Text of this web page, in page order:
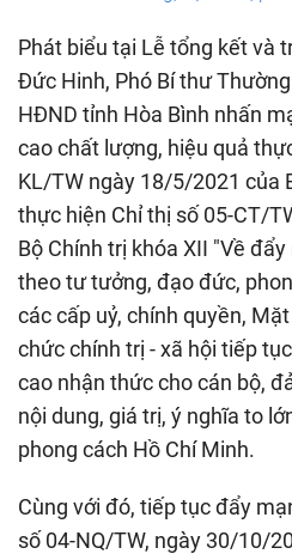
Phát biểu tại Lễ tổng kết và
Đức Hinh, Phó Bí thư
HĐND tỉnh Hòa Bình nhấn
cao chất lượng, hiệu quả
KL/TW ngày 18/5/2021 của
thực hiện Chỉ thị số 05-CT/
Bộ Chính trị khóa XII "Về
theo tư tưởng, đạo đức,
các cấp uỷ, chính quyền,
chức chính trị - xã hội tiếp
cao nhận thức cho cán bộ,
nội dung, giá trị, ý nghĩa to
phong cách Hồ Chí Minh.
Cùng với đó, tiếp tục đẩy
số 04-NQ/TW, ngày 30/10/